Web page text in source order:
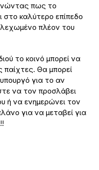
πως το
στο καλύτερο επίπεδο
πλέον του
το κοινό μπορεί να
παίχτες. Θα μπορεί
για το αν
να τον προσλάβει
ή να ενημερώνει τον
για να μεταβεί για